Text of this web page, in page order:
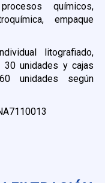
químicos,
empaque
litografiado,
unidades y cajas
unidades según